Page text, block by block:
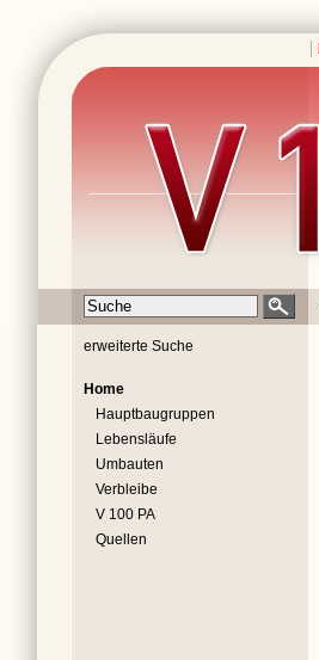
erweiterte Suche
Home
Hauptbaugruppen
Lebensläufe
Umbauten
Verbleibe
V 100 PA
Quellen